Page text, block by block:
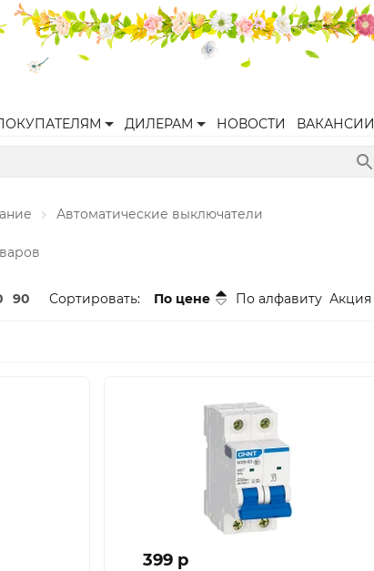
ДИЛЕРАМ НОВОСТИ ВАКАНСИИ
Автоматические выключатели
90 Сортировать: По цене По алфавиту Акция
399 p